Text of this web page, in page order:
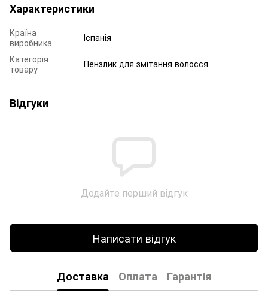
Характеристики
Країна
виробника
Іспанія
Категорія
товару
Пензлик для змітання волосся
Відгуки
Додайте перший відгук
Написати відгук
Доставка Оплата Гарантія